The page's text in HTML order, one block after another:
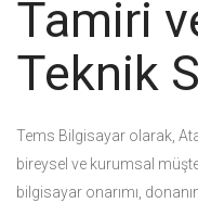
Tamiri
Teknik
Tems Bilgisayar olarak,
bireysel ve kurumsal
bilgisayar onarımı,